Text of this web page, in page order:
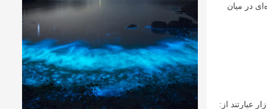
در میان
عبارتند از: